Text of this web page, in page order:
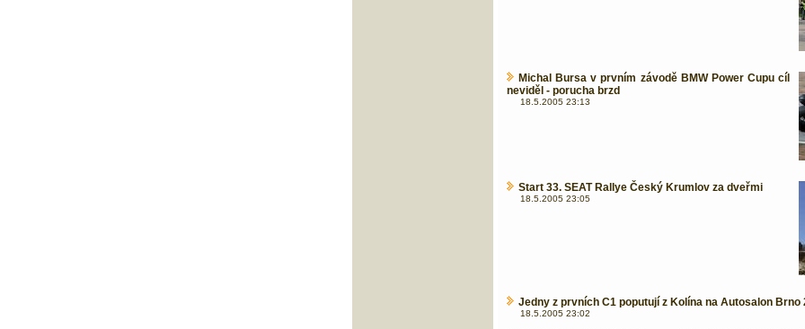
Michal Bursa v prvním závodě BMW Power Cupu cíl
neviděl - porucha brzd
18.5.2005 23:13
Start 33. SEAT Rallye Český Krumlov za dveřmi
18.5.2005 23:05
Jedny z prvních C1 poputují z Kolína na Autosalon Brno
18.5.2005 23:02